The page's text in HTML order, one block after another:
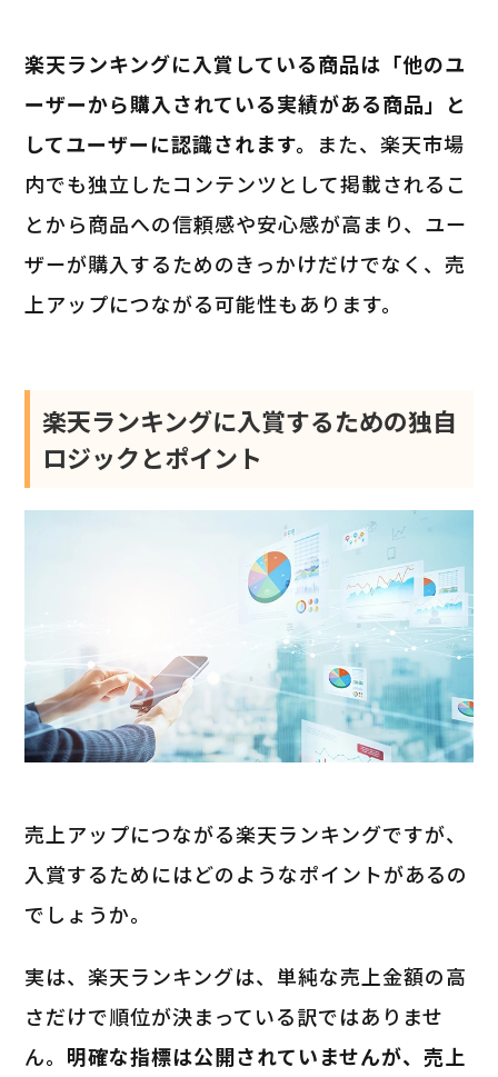
楽天ランキングに入賞している商品は「他のユ
ーザーから購入されている実績がある商品」と
してユーザーに認識されます。 また、楽天市場
内でも独立したコンテンツとして掲載されるこ
とから商品への信頼感や安心感が高まり、ユー
ザーが購入するためのきっかけだけでなく、売
上アップにつながる可能性もあります。
楽天ランキングに入賞するための独自
ロジックとポイント
売上アップにつながる楽天ランキングですが、
入賞するためにはどのようなポイントがあるの
でしょうか。
実は、楽天ランキングは、単純な売上金額の高
さだけで順位が決まっている訳ではありませ
ん。 明確な指標は公開されていませんが、売上